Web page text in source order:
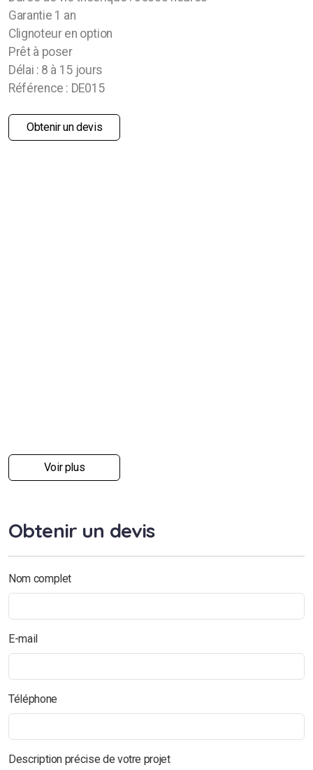
Garantie 1 an
Clignoteur en option
Prêt à poser
Délai : 8 à 15 jours
Référence : DE015
Obtenir un devis
Voir plus
Obtenir un devis
Nom complet
E-mail
Téléphone
Description précise de votre projet
Adhésif découpé forme simple
Adhésif découpé forme complexe
Adhésif dépoli
Adhésif imprimés